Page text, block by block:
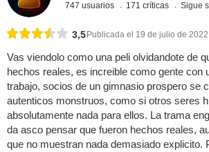
747 usuarios 171 críticas Sigue
3,5 Publicada el 19 de julio de 2022
Vas viendolo como una peli olvidandote de
hechos reales, es increible como gente con
trabajo, socios de un gimnasio prospero se
autenticos monstruos, como si otros seres
absolutamente nada para ellos. La trama
da asco pensar que fueron hechos reales,
que no muestran nada demasiado explicito.